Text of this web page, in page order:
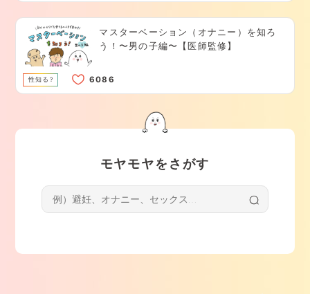
マスターベーション（オナニー）を知ろ
う！〜男の子編〜【医師監修】
性知る?
モヤモヤをさがす